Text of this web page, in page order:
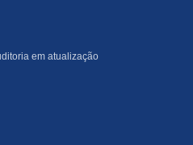
em atualização